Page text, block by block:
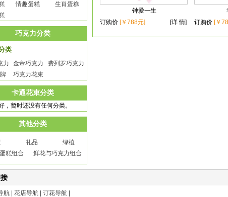
情趣蛋糕
生肖蛋糕
巧克力分类
类
力 金帝巧克力
费列罗巧克力
巧克力花束
卡通花束分类
，暂时还没有任何分类。
其他分类
礼品
绿植
糕组合
鲜花与巧克力组合
钟爱一生
订购价 [￥788元] [详 情]
订购价 [￥
航 花店导航 订花导航